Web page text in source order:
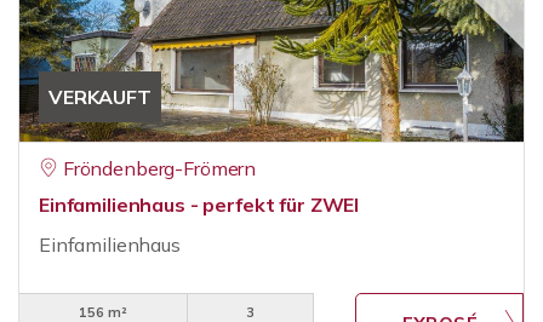
VERKAUFT
Fröndenberg-Frömern
Einfamilienhaus - perfekt für ZWEI
Einfamilienhaus
156 m²
3